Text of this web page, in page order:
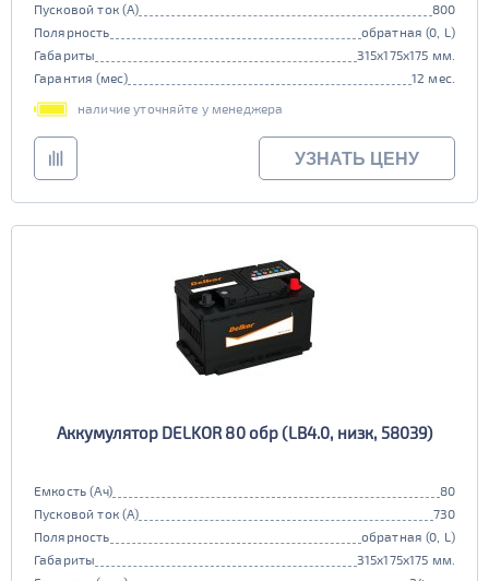
Пусковой ток (А)
800
Полярность
обратная (0, L)
Габариты
315x175x175 мм.
Гарантия (мес)
12 мес.
наличие уточняйте у менеджера
УЗНАТЬ ЦЕНУ
Аккумулятор DELKOR 80 обр (LB4.0, низк, 58039)
Емкость (Ач)
80
Пусковой ток (А)
730
Полярность
обратная (0, L)
Габариты
315x175x175 мм.